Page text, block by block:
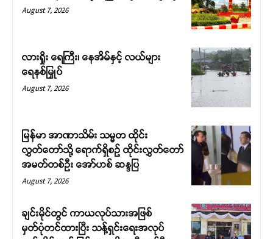
August 7, 2026
လားရှိုး ရေကြီး၊ နေအိမ်နှင့် လယ်များ
ရေနစ်မြှုပ်
August 7, 2026
မြန်မာ အာဏာသိမ်း သမ္မတ ထိုင်း
လွှတ်တော်သို့ ရောက်ရှိစဉ် ထိုင်းလွှတ်တော်
အမတ်တစ်ဦး အော်ဟစ် ဆန္ဒပြ
August 7, 2026
ချင်းမိုင်တွင် ကာယလုပ်သားအဖြစ်
မှတ်ပုံတင်ထားပြီး သန့်ရှင်းရေးအလုပ်